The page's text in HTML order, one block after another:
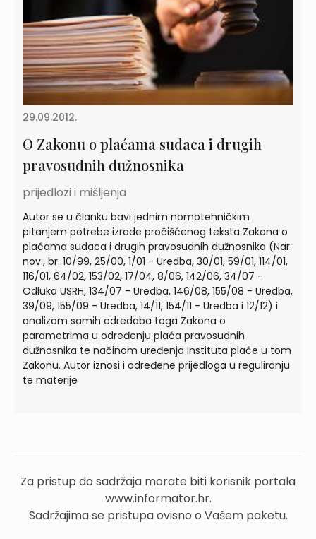
29.09.2012.
O Zakonu o plaćama sudaca i drugih
pravosudnih dužnosnika
prijedlozi i mišljenja
Autor se u članku bavi jednim nomotehničkim
pitanjem potrebe izrade pročišćenog teksta Zakona o
plaćama sudaca i drugih pravosudnih dužnosnika (Nar.
nov., br. 10/99, 25/00, 1/01 - Uredba, 30/01, 59/01, 114/01,
116/01, 64/02, 153/02, 17/04, 8/06, 142/06, 34/07 -
Odluka USRH, 134/07 - Uredba, 146/08, 155/08 - Uredba,
39/09, 155/09 - Uredba, 14/11, 154/11 - Uredba i 12/12) i
analizom samih odredaba toga Zakona o
parametrima u određenju plaća pravosudnih
dužnosnika te načinom uređenja instituta plaće u tom
Zakonu. Autor iznosi i određene prijedloga u reguliranju
te materije
Za pristup do sadržaja morate biti korisnik portala
www.informator.hr.
Sadržajima se pristupa ovisno o Vašem paketu.